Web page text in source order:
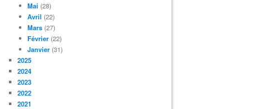
Mai (28)
Avril (22)
Mars (27)
Février (22)
Janvier (31)
2025
2024
2023
2022
2021